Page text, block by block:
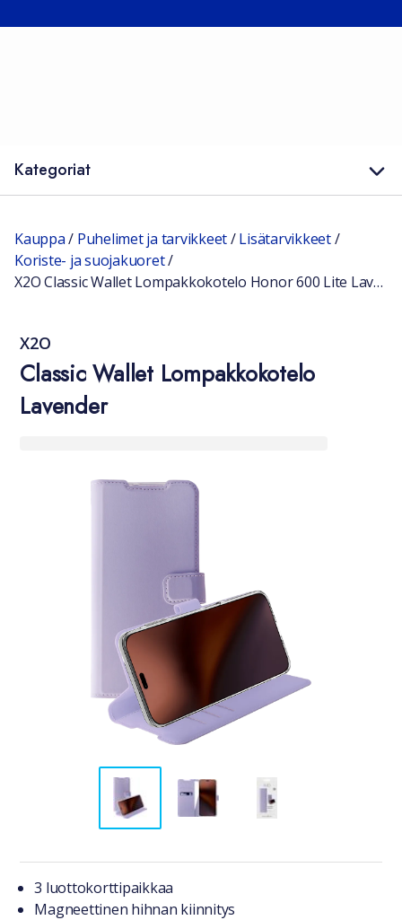
Kategoriat
Kauppa/ Puhelimet ja tarvikkeet/Lisätarvikkeet/
Koriste- ja suojakuoret/
X2O Classic Wallet Lompakkokotelo Honor 600 Lite Lavender
X2O
Classic Wallet Lompakkokotelo
Lavender
Tuotteesta lyhyesti
3 luottokorttipaikkaa
Magneettinen hihnan kiinnitys